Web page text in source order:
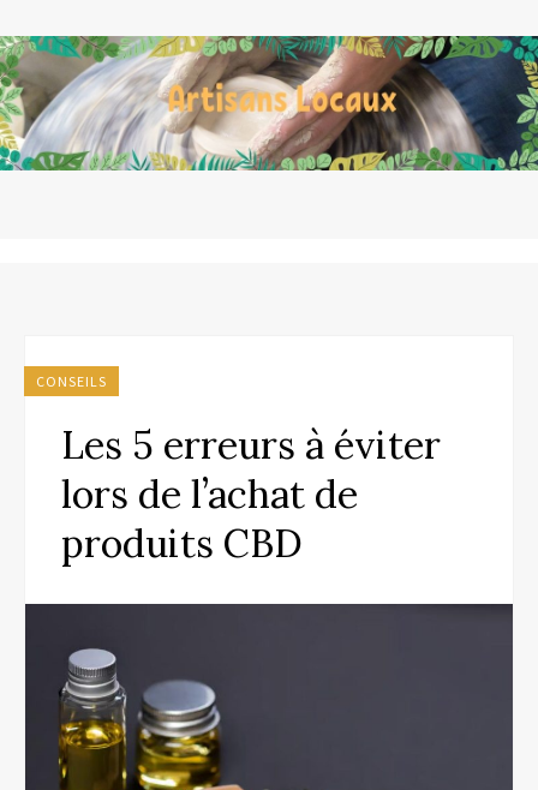
CONSEILS
Les 5 erreurs à éviter
lors de l’achat de
produits CBD